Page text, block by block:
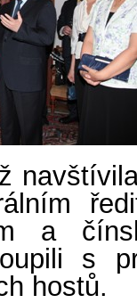
a
s
hostů.